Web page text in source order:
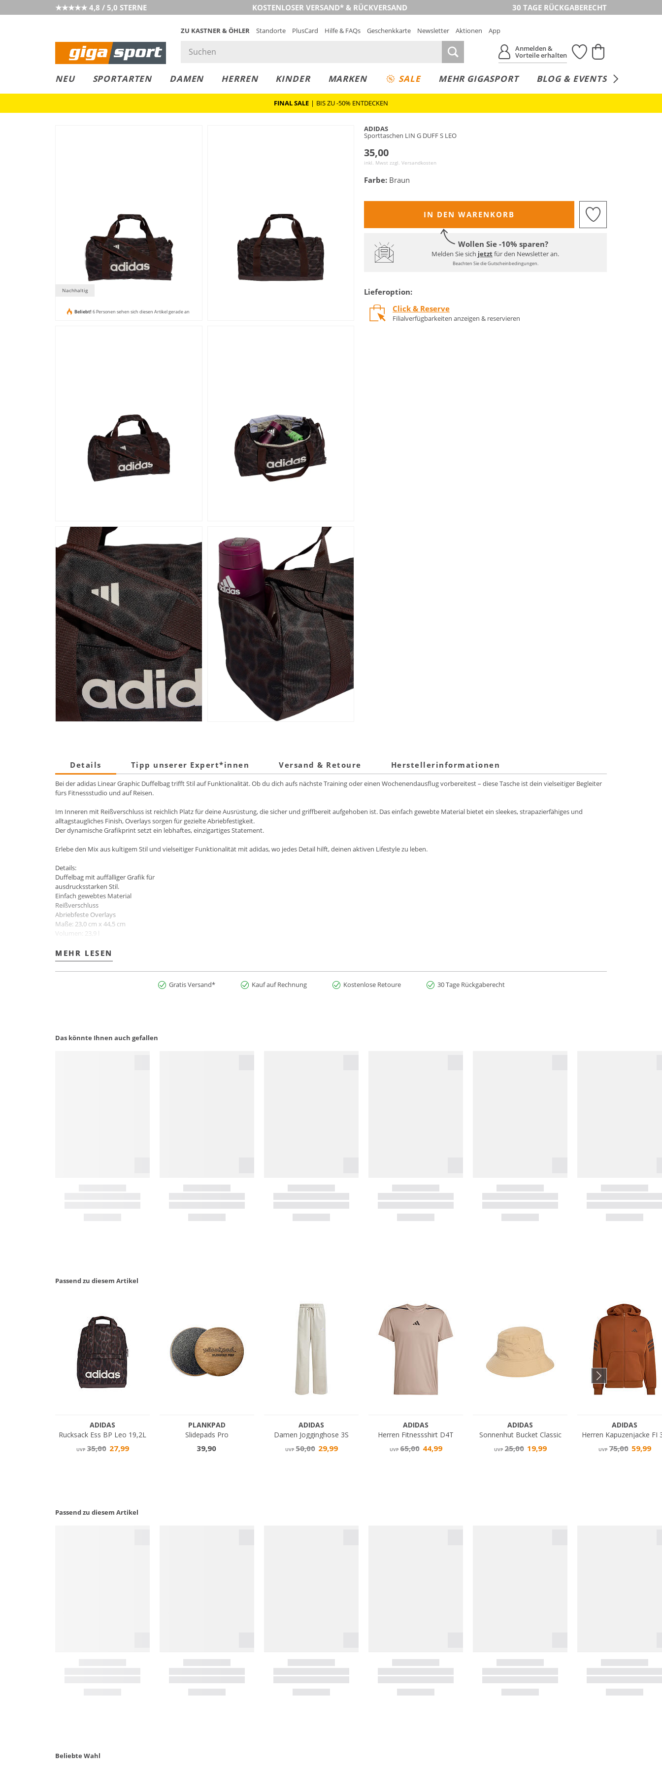
★★★★★ 4,8 / 5,0 STERNE KOSTENLOSER VERSAND* & RÜCKVERSAND 30 TAGE RÜCKGABERECHT
ZU KASTNER & ÖHLER Standorte PlusCard Hilfe & FAQs Geschenkkarte Newsletter Aktionen
App
Anmelden &
Vorteile erhalten
NEU SPORTARTEN DAMEN HERREN KINDER MARKEN SALE MEHR GIGASPORT BLOG & EVENTS
LEASING
COLLECT
RESERVE
FINAL SALE | BIS ZU -50% ENTDECKEN
Nachhaltig
Beliebt! 6 Personen sehen sich diesen Artikel gerade an
ADIDAS
Sporttaschen LIN G DUFF S LEO
35,00
inkl. Mwst zzgl. Versandkosten
Farbe: Braun
IN DEN WARENKORB
Wollen Sie -10% sparen?
Melden Sie sich jetztfür den Newsletter an.
Beachten Sie die Gutscheinbedingungen.
Lieferoption:
Click & Reserve
Filialverfügbarkeiten anzeigen & reservieren
Details Tipp unserer Expert*innen Versand & Retoure Herstellerinformationen
Bei der adidas Linear Graphic Duffelbag trifft Stil auf Funktionalität. Ob du dich aufs nächste Training oder einen Wochenendausflug vorbereitest – diese Tasche ist dein vielseitiger Begleiter
fürs Fitnessstudio und auf Reisen.
Im Inneren mit Reißverschluss ist reichlich Platz für deine Ausrüstung, die sicher und griffbereit aufgehoben ist. Das einfach gewebte Material bietet ein sleekes, strapazierfähiges und
alltagstaugliches Finish, Overlays sorgen für gezielte Abriebfestigkeit.
Der dynamische Grafikprint setzt ein lebhaftes, einzigartiges Statement.
Erlebe den Mix aus kultigem Stil und vielseitiger Funktionalität mit adidas, wo jedes Detail hilft, deinen aktiven Lifestyle zu leben.
Details:
Duffelbag mit auffälliger Grafik für
ausdrucksstarken Stil.
Einfach gewebtes Material
Reißverschluss
Abriebfeste Overlays
Maße: 23,0 cm x 44,5 cm
Volumen: 23,9 l
Farbbezeichnung: Eastr/Shabrn
Art.Nr:2900282767722
MEHR LESEN
MEHR LESEN
Gratis Versand* Kauf auf Rechnung Kostenlose Retoure 30 Tage Rückgaberecht
Das könnte Ihnen auch gefallen
Passend zu diesem Artikel
Passend zu diesem Artikel
Beliebte Wahl